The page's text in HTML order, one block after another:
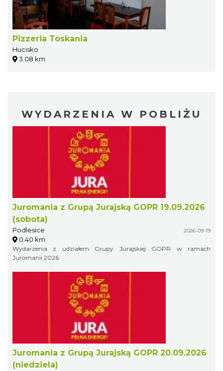
Pizzeria Toskania
Hucisko
3.08 km
WYDARZENIA W POBLIŻU
Juromania z Grupą Jurajską GOPR 19.09.2026
(sobota)
Podlesice 2026-09-19
0.40 km
Wydarzenia z udziałem Grupy Jurajskiej GOPR w ramach
Juromanii 2026.
Juromania z Grupą Jurajską GOPR 20.09.2026
(niedziela)